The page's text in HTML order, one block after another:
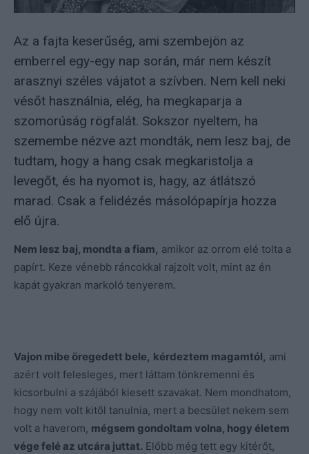
Az a fajta keserűség, ami szembejön az
emberrel egy-egy nap során, már nem készít
arasznyi széles vájatot a szívben. Nem kell neki
vésőt használnia, elég, ha megkaparja a
szomorúság rögfalát. Sokszor nyeltem, ha
szemembe nézve azt mondták, nem lesz baj, de
tudtam, hogy a hang csak megkaristolja a
levegőt, és ha nyomot is, hagy, az átlátszó
marad. Csak a felidézés másolópapírja hozza
elő újra.
Nem lesz baj, mondta a fiam, amikor az orrom elé tolta a
papírt. Keze vénebb ráncokkal rajzolt volt, mint az én
kapát gyakran markoló tenyerem.
Vajon mibe öregedett bele, kérdeztem magamtól, ami
azért volt felesleges, mert láttam tönkremenni és
kicsorbulni a szájából kiesett szavakat. Nem mondhatom,
hogy nem volt kitől tanulnia, mert a becsület nekem sem
volt a haverom, mégsem gondoltam volna, hogy életem
vége felé az utcára juttat. Előbb még tett egy kitérőt,